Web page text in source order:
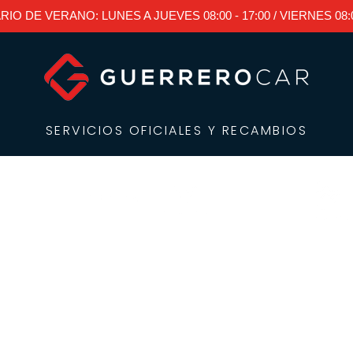
DE VERANO: LUNES A JUEVES 08:00 - 17:00 / VIERNES
SERVICIOS OFICIALES Y RECAMBIOS